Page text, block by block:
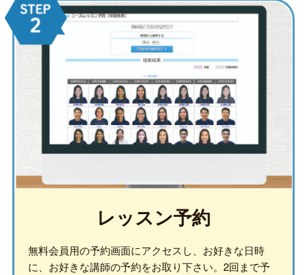
レッスン予約
無料会員用の予約画面にアクセスし、お好きな日時
に、お好きな講師の予約をお取り下さい。2回まで予